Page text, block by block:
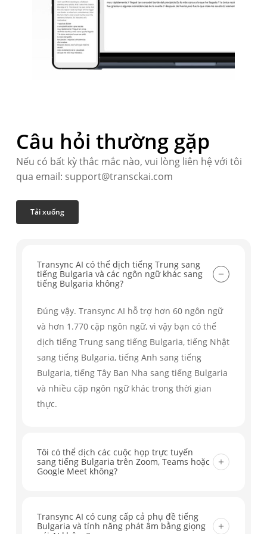
Câu hỏi thường gặp
Nếu có bất kỳ thắc mắc nào, vui lòng liên hệ với tôi
qua email: support@transckai.com
Tải xuống
Transync AI có thể dịch tiếng Trung sang
tiếng Bulgaria và các ngôn ngữ khác sang
tiếng Bulgaria không?
Đúng vậy. Transync AI hỗ trợ hơn 60 ngôn ngữ
và hơn 1.770 cặp ngôn ngữ, vì vậy bạn có thể
dịch tiếng Trung sang tiếng Bulgaria, tiếng Nhật
sang tiếng Bulgaria, tiếng Anh sang tiếng
Bulgaria, tiếng Tây Ban Nha sang tiếng Bulgaria
và nhiều cặp ngôn ngữ khác trong thời gian
thực.
Tôi có thể dịch các cuộc họp trực tuyến
sang tiếng Bulgaria trên Zoom, Teams hoặc
Google Meet không?
Teams, Google Meet và các nền tảng họp trực
tuyến lớn khác, giúp bạn dịch các cuộc hội thoại
Transync AI có cung cấp cả phụ đề tiếng
Bulgaria và tính năng phát âm bằng giọng